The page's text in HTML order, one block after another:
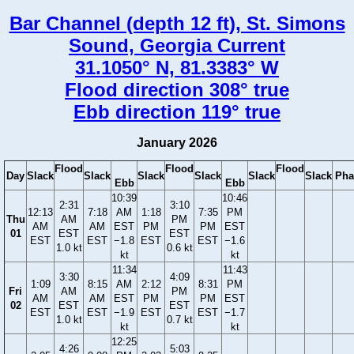
Bar Channel (depth 12 ft), St. Simons
Sound, Georgia Current
31.1050° N, 81.3383° W
Flood direction 308° true
Ebb direction 119° true
January 2026
Day Slack
Flood
Slack
Ebb
Slack
Flood
Slack
Ebb
Slack
Flood
Slack
Thu
01
12:13
AM
EST
2:31
AM
EST
1.0 kt
7:18
AM
EST
10:39
AM
EST
−1.8
kt
1:18
PM
EST
3:10
PM
EST
0.6 kt
7:35
PM
EST
10:46
PM
EST
−1.6
kt
Fri
02
1:09
AM
EST
3:30
AM
EST
1.0 kt
8:15
AM
EST
11:34
AM
EST
−1.9
kt
2:12
PM
EST
4:09
PM
EST
0.7 kt
8:31
PM
EST
11:43
PM
EST
−1.7
kt
4:26
12:25
5:03